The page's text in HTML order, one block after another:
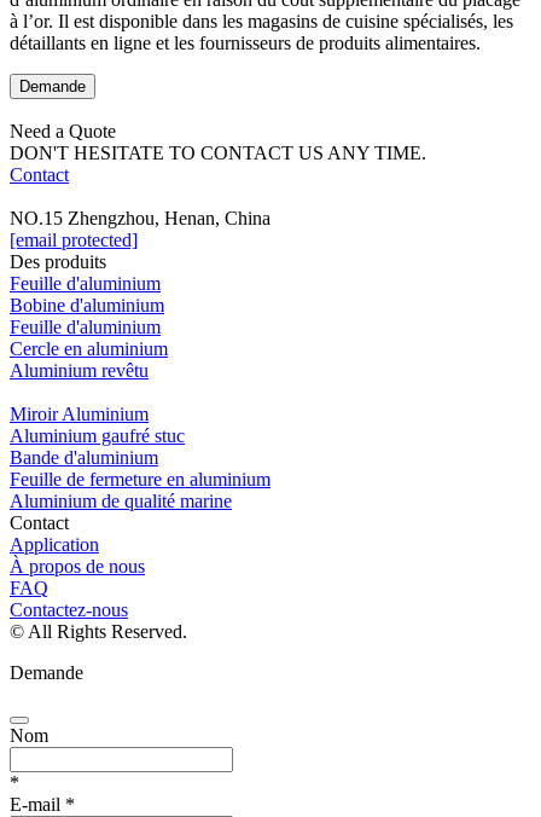
à l’or. Il est disponible dans les magasins de cuisine spécialisés, les
détaillants en ligne et les fournisseurs de produits alimentaires.
Demande
Need a Quote
DON'T HESITATE TO CONTACT US ANY TIME.
Contact
NO.15 Zhengzhou, Henan, China
[email protected]
Des produits
Feuille d'aluminium
Bobine d'aluminium
Feuille d'aluminium
Cercle en aluminium
Aluminium revêtu
Miroir Aluminium
Aluminium gaufré stuc
Bande d'aluminium
Feuille de fermeture en aluminium
Aluminium de qualité marine
Contact
Application
À propos de nous
FAQ
Contactez-nous
© All Rights Reserved.
Demande
Nom
*
E-mail *